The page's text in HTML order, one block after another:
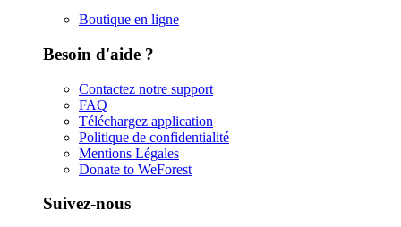
Boutique en ligne
Besoin d'aide ?
Contactez notre support
FAQ
Téléchargez application
Politique de confidentialité
Mentions Légales
Donate to WeForest
Suivez-nous